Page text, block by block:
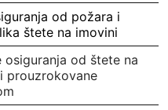
od požara i
štete na imovini
osiguranja od štete na
prouzrokovane